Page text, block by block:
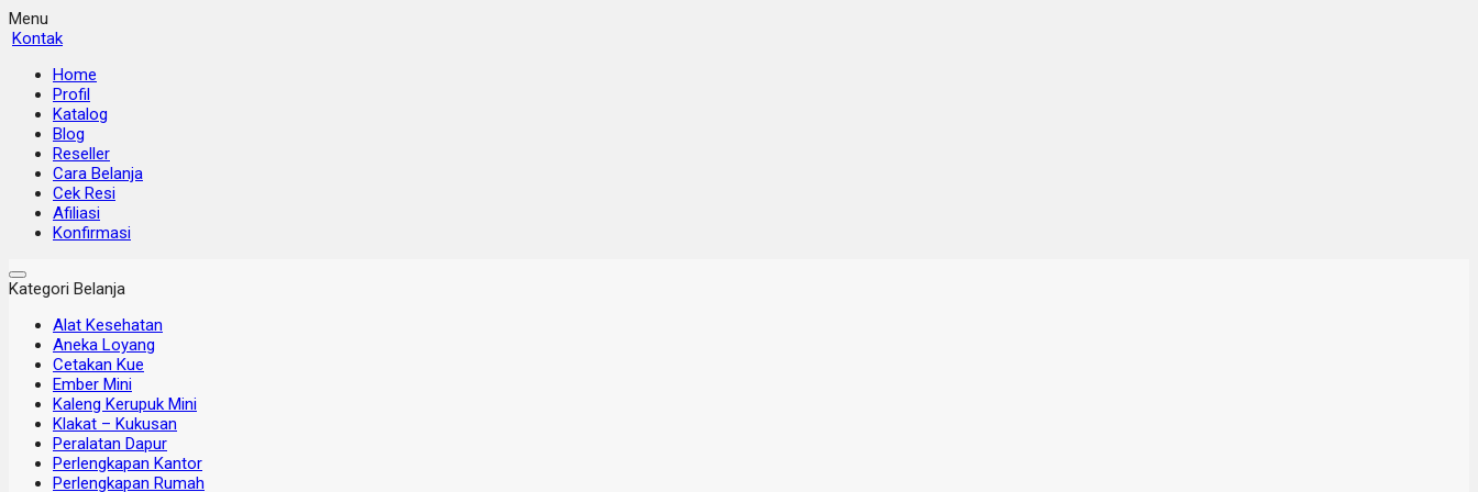
Menu
Kontak
Home
Profil
Katalog
Blog
Reseller
Cara Belanja
Cek Resi
Afiliasi
Konfirmasi
Kategori Belanja
Alat Kesehatan
Aneka Loyang
Cetakan Kue
Ember Mini
Kaleng Kerupuk Mini
Klakat – Kukusan
Peralatan Dapur
Perlengkapan Kantor
Perlengkapan Rumah